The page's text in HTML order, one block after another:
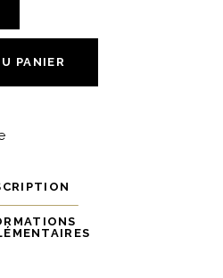
PANIER